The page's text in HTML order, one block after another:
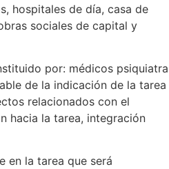
hospitales de día, casa de
sociales de capital y
por: médicos
de la indicación de la tarea
relacionados con el
hacia la tarea, integración
en la tarea que será